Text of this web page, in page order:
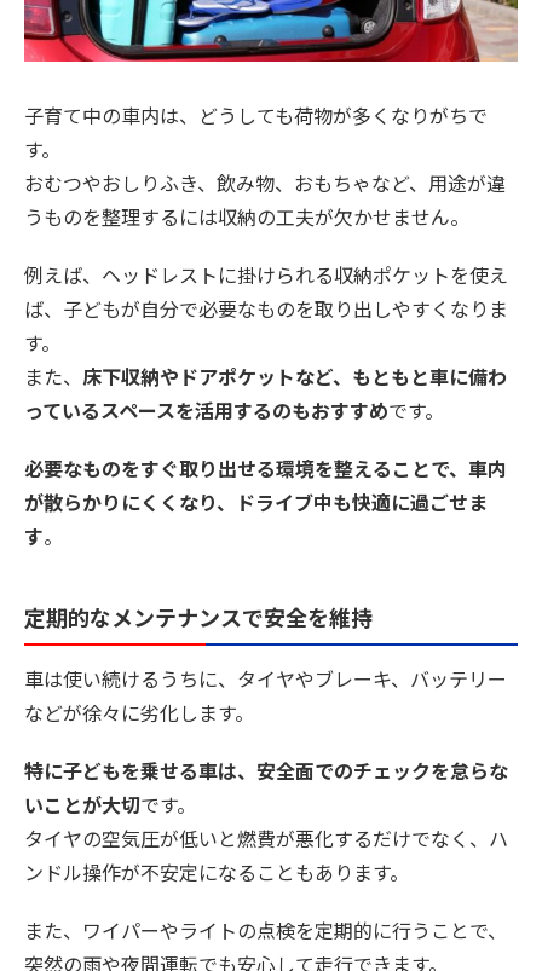
子育て中の車内は、どうしても荷物が多くなりがちで
す。
おむつやおしりふき、飲み物、おもちゃなど、用途が違
うものを整理するには収納の工夫が欠かせません。
例えば、ヘッドレストに掛けられる収納ポケットを使え
ば、子どもが自分で必要なものを取り出しやすくなりま
す。
また、 床下収納やドアポケットなど、もともと車に備わ
っているスペースを活用するのもおすすめです。
必要なものをすぐ取り出せる環境を整えることで、車内
が散らかりにくくなり、ドライブ中も快適に過ごせま
す。
定期的なメンテナンスで安全を維持
車は使い続けるうちに、タイヤやブレーキ、バッテリー
などが徐々に劣化します。
特に子どもを乗せる車は、安全面でのチェックを怠らな
いことが大切です。
タイヤの空気圧が低いと燃費が悪化するだけでなく、ハ
ンドル操作が不安定になることもあります。
また、ワイパーやライトの点検を定期的に行うことで、
突然の雨や夜間運転でも安心して走行できます。